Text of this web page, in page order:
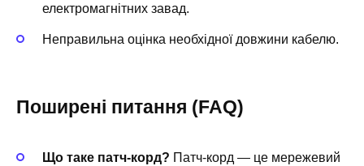
електромагнітних завад.
Неправильна оцінка необхідної довжини кабелю.
Поширені питання (FAQ)
Що таке патч-корд? Патч-корд — це мережевий